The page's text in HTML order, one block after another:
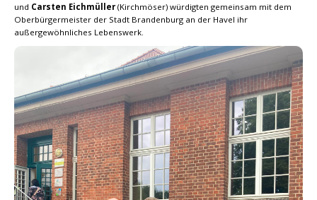
und Carsten Eichmüller (Kirchmöser) würdigten gemeinsam mit dem
Oberbürgermeister der Stadt Brandenburg an der Havel ihr
außergewöhnliches Lebenswerk.